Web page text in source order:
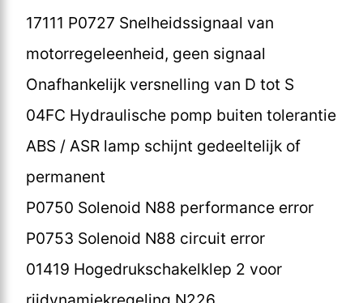
17111 P0727 Snelheidssignaal van
motorregeleenheid, geen signaal
Onafhankelijk versnelling van D tot S
04FC Hydraulische pomp buiten tolerantie
ABS / ASR lamp schijnt gedeeltelijk of
permanent
P0750 Solenoid N88 performance error
P0753 Solenoid N88 circuit error
01419 Hogedrukschakelklep 2 voor